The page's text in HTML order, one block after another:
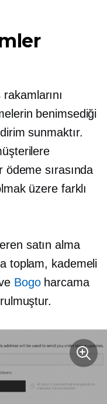
benimsediği
sunmaktır.
sırasında
üzere farklı
satın alma
toplam, kademeli
Bogoharcama